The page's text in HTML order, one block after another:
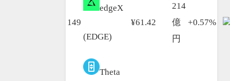
149
edgeX
(EDGE)
¥61.42
214
億
円
+0.57%
Theta